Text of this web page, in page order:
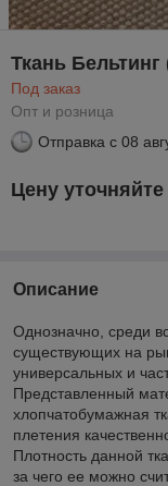
Ткань
Под заказ
Опт и розница
Отправка с 08
Цену уточняйте
Описание
Однозначно, среди
существующих на
универсальных и
Представленный
хлопчатобумажная
плетения
Плотность данной
за чего ее можно